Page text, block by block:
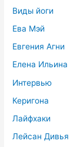
Виды йоги
Ева Мэй
Евгения Агни
Елена Ильина
Интервью
Керигона
Лайфхаки
Лейсан Дивья